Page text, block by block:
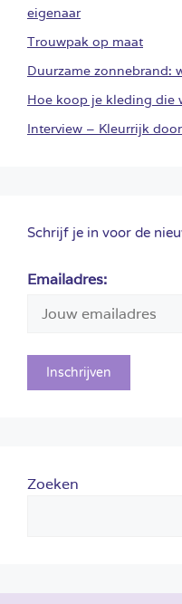
eigenaar
Trouwpak op maat
Duurzame zonnebrand:
Hoe koop je kleding die
Interview – Kleurrijk
Schrijf je in voor de
Emailadres:
Zoeken